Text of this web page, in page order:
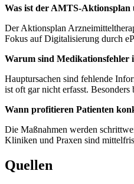
Was ist der AMTS-Aktionsplan
Der Aktionsplan
Fokus auf Digitalisierung durch
Warum sind Medikationsfehler
Hauptursachen sind fehlende
ist oft gar nicht erfasst.
Wann profitieren Patienten
Die Maßnahmen werden
Kliniken und Praxen sind
Quellen